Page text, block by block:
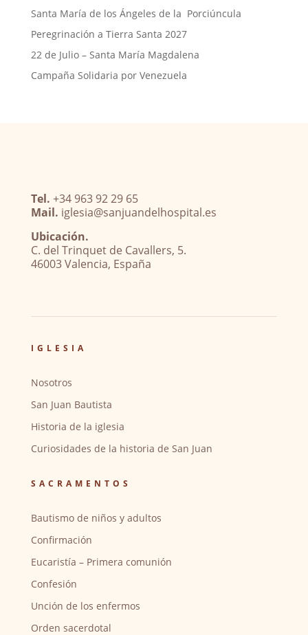
Santa María de los Ángeles de la Porciúncula
Peregrinación a Tierra Santa 2027
22 de Julio – Santa María Magdalena
Campaña Solidaria por Venezuela
Tel. +34 963 92 29 65
Mail. iglesia@sanjuandelhospital.es
Ubicación.
C. del Trinquet de Cavallers, 5.
46003 Valencia, España
IGLESIA
Nosotros
San Juan Bautista
Historia de la iglesia
Curiosidades de la historia de San Juan
SACRAMENTOS
Bautismo de niños y adultos
Confirmación
Eucaristía – Primera comunión
Confesión
Unción de los enfermos
Orden sacerdotal